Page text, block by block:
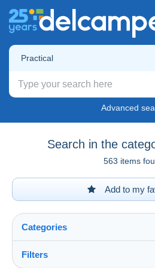
Practical
Advanced
Search in the
563 items
Add to my
Categories
Filters